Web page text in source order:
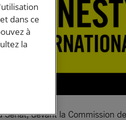
devant la Commission
dans ce
à
la